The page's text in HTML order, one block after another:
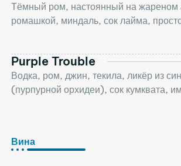
Тёмный ром, настоянный на жареном
ромашкой, миндаль, сок лайма,
Purple Trouble
Водка, ром, джин, текила, ликёр из
(пурпурной орхидеи), сок кумквата,
Вина